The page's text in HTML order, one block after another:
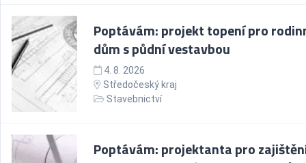
Poptávám: projekt topení pro
dům s půdní vestavbou
4. 8. 2026
Středočeský kraj
Stavebnictví
Poptávám: projektanta pro